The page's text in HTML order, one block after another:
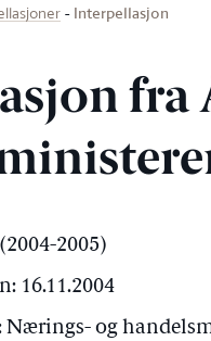
Interpellasjon
fra
2005)
16.11.2004
Nærings- og